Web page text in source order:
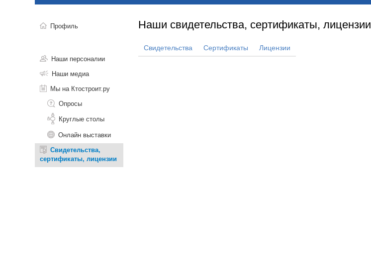
Профиль
Наши персоналии
Наши медиа
Мы на Ктостроит.ру
Опросы
Круглые столы
Онлайн выставки
Свидетельства,
сертификаты, лицензии
Наши свидетельства, сертификаты, лицензии
Свидетельства Сертификаты Лицензии